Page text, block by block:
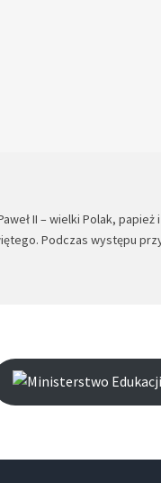
II – wielki Polak,
Podczas występu